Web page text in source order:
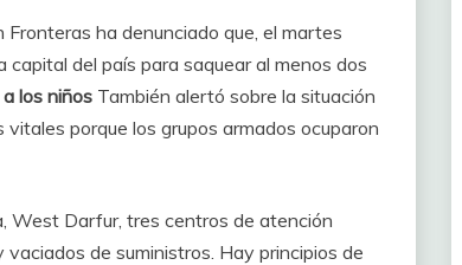
ha denunciado que, el martes
del país para saquear al menos dos
los niños También alertó sobre la situación
porque los grupos armados ocuparon
West Darfur, tres centros de atención
de suministros. Hay principios de